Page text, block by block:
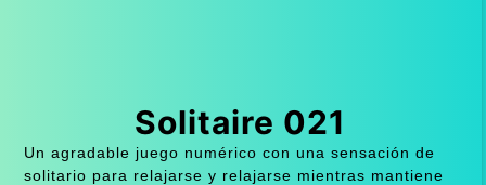
Solitaire 021
Un agradable juego numérico con una sensación de
solitario para relajarse y relajarse mientras mantiene